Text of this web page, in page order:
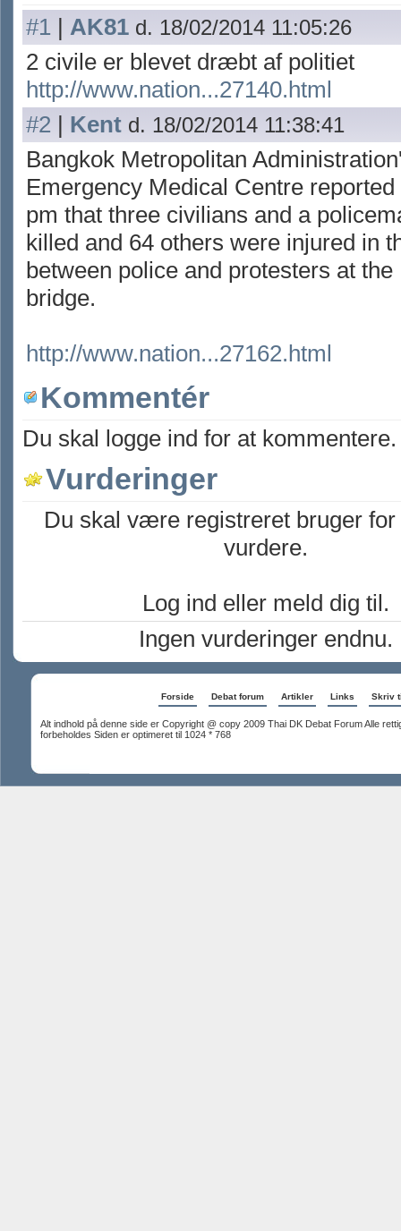
#1 | AK81 d. 18/02/2014 11:05:26
2 civile er blevet dræbt af politiet
http://www.nation...27140.html
#2 | Kent d. 18/02/2014 11:38:41
Bangkok Metropolitan
Emergency Medical Centre reported
pm that three civilians and a
killed and 64 others were injured in
between police and protesters at the
bridge.
http://www.nation...27162.html
Kommentér
Du skal logge ind for at kommentere.
Vurderinger
Du skal være registreret bruger for
vurdere.
Log ind eller meld dig til.
Ingen vurderinger endnu.
Forside Debat forum Artikler Links Skriv
Alt indhold på denne side er Copyright @ copy 2009 Thai DK Debat Forum Alle
forbeholdes Siden er optimeret til 1024 * 768